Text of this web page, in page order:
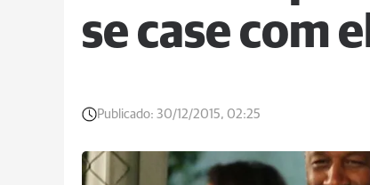
se case com
Publicado: 30/12/2015, 02:25